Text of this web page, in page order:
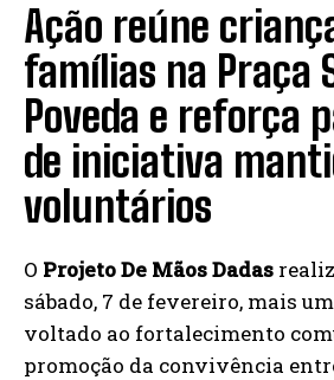
Ação reúne
famílias na Praça
Poveda e reforça
de iniciativa
voluntários
O Projeto De Mãos Dadas
sábado, 7 de fevereiro, mais
voltado ao fortalecimento
promoção da convivência